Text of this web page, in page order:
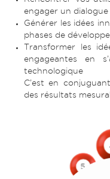
engager un dialogue
Générer les idées
phases de
Transformer les
engageantes en
technologique
C’est en
des résultats
5